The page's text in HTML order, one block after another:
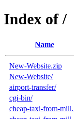
Index of /
Name
New-Website.zip
New-Website/
airport-transfer/
cgi-bin/
cheap-taxi-from-